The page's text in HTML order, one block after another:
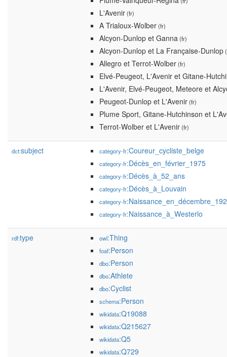
L'Avenir(fr)
A Trialoux-Wolber(fr)
Alcyon-Dunlop et Ganna(fr)
Alcyon-Dunlop et La Française-Dunlop
Allegro et Terrot-Wolber(fr)
Elvé-Peugeot, L'Avenir et Gitane-
L'Avenir, Elvé-Peugeot, Meteore et
Peugeot-Dunlop et L'Avenir(fr)
Plume Sport, Gitane-Hutchinson et
Terrot-Wolber et L'Avenir(fr)
dct:subject category-fr:Coureur_cycliste_belge
category-fr:Décès_en_février_1975
category-fr:Décès_à_52_ans
category-fr:Décès_à_Louvain
category-fr
category-fr:Naissance_à_Westerlo
rdf:type owl:Thing
foaf:Person
dbo:Person
dbo:Athlete
dbo:Cyclist
schema:Person
wikidata:Q19088
wikidata:Q215627
wikidata:Q5
wikidata:Q729